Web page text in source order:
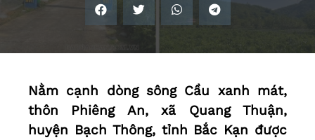
Nằm cạnh dòng sông Cầu xanh mát,
thôn Phiêng An, xã Quang Thuận,
huyện Bạch Thông, tỉnh Bắc Kạn được